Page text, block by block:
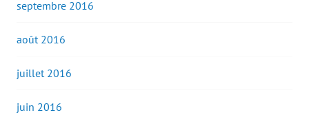
septembre 2016
août 2016
juillet 2016
juin 2016